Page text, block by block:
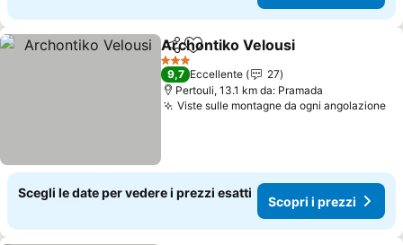
CondividiAggiungi ai preferiti
Archontiko Velousi
3 Stelle
9,7 Eccellente
27
Pertouli, 13.1 km da: Pramada
Viste sulle montagne da ogni angolazione
Scegli le date per vedere i prezzi esatti
Scopri i prezzi